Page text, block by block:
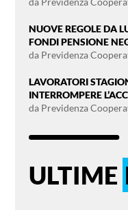
NUOVE REGOLE DA
FONDI PENSIONE
da Previdenza
LAVORATORI
INTERROMPERE
da Previdenza
ULTIME